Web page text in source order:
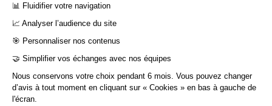
Groupe In Extenso Plateforme Alumni
Stages
📊 Fluidifier votre navigation
📈 Analyser l’audience du site
🎯 Personnaliser nos contenus
🤝 Simplifier vos échanges avec nos équipes
Nous conservons votre choix pendant 6 mois. Vous pouvez changer
d’avis à tout moment en cliquant sur « Cookies » en bas à gauche de
l'écran.